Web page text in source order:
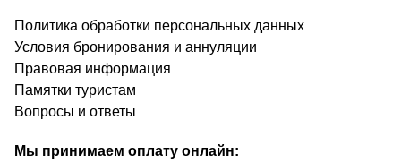
Политика обработки персональных данных
Условия бронирования и аннуляции
Правовая информация
Памятки туристам
Вопросы и ответы
Мы принимаем оплату онлайн: